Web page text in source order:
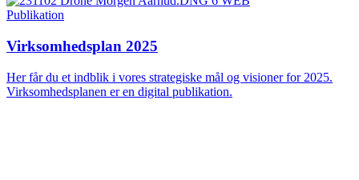
Publikation
Virksomhedsplan 2025
Her får du et indblik i vores strategiske mål og visioner for 2025.
Virksomhedsplanen er en digital publikation.